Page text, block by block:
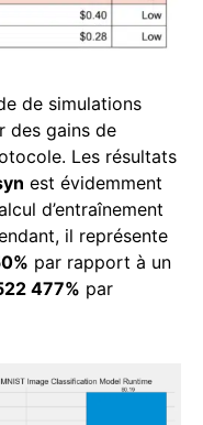
de simulations
des gains de
Les résultats
est évidemment
d’entraînement
il représente
par rapport à un
477% par